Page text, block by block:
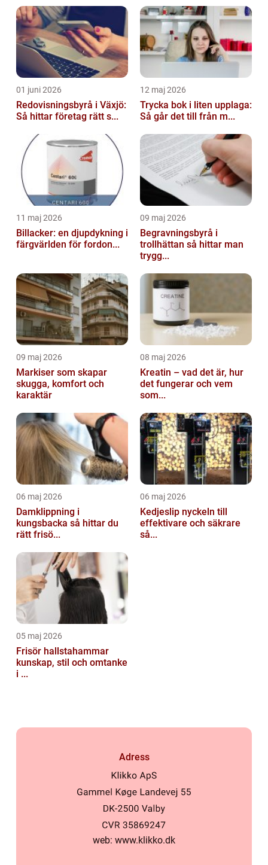
01 juni 2026
Redovisningsbyrå i Växjö:
Så hittar företag rätt s...
12 maj 2026
Trycka bok i liten upplaga:
Så går det till från m...
11 maj 2026
Billacker: en djupdykning i
färgvärlden för fordon...
09 maj 2026
Begravningsbyrå i
trollhättan så hittar man
trygg...
09 maj 2026
Markiser som skapar
skugga, komfort och
karaktär
08 maj 2026
Kreatin – vad det är, hur
det fungerar och vem
som...
06 maj 2026
Damklippning i
kungsbacka så hittar du
rätt frisö...
06 maj 2026
Kedjeslip nyckeln till
effektivare och säkrare
så...
05 maj 2026
Frisör hallstahammar
kunskap, stil och omtanke
i ...
Adress
web: www.klikko.dk